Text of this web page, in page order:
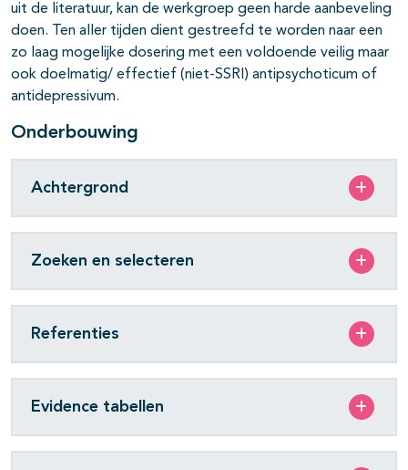
uit de literatuur, kan de werkgroep geen harde aanbeveling
doen. Ten aller tijden dient gestreefd te worden naar een
zo laag mogelijke dosering met een voldoende veilig maar
ook doelmatig/ effectief (niet-SSRI) antipsychoticum of
antidepressivum.
Onderbouwing
Achtergrond
Zoeken en selecteren
Referenties
Evidence tabellen